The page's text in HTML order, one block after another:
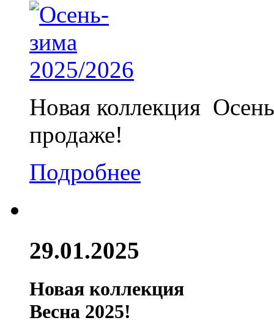
Новая коллекция
продаже!
Подробнее
29.01.2025
Новая коллекция
Весна 2025!